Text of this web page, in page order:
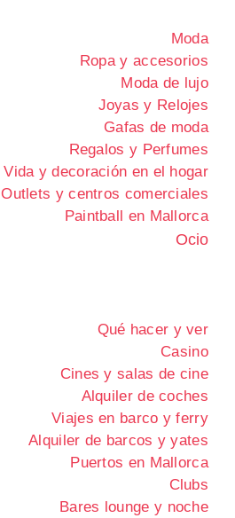
Moda
Ropa y accesorios
Moda de lujo
Joyas y Relojes
Gafas de moda
Regalos y Perfumes
Vida y decoración en el hogar
Outlets y centros comerciales
Paintball en Mallorca
Ocio
Qué hacer y ver
Casino
Cines y salas de cine
Alquiler de coches
Viajes en barco y ferry
Alquiler de barcos y yates
Puertos en Mallorca
Clubs
Bares lounge y noche